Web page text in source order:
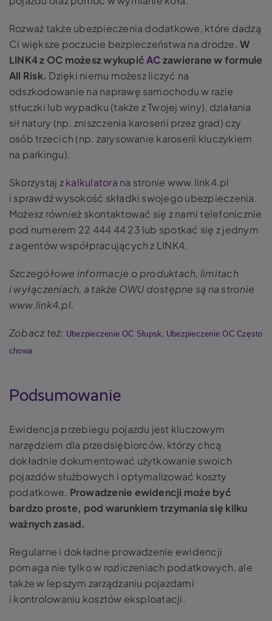
Rozważ także ubezpieczenia dodatkowe, które dadzą
Ci większe poczucie bezpieczeństwa na drodze.W
LINK4 z OC możesz wykupićACzawierane w formule
All Risk. Dzięki niemu możesz liczyć na
odszkodowanie na naprawę samochodu w razie
stłuczki lub wypadku (także z Twojej winy), działania
sił natury (np. zniszczenia karoserii przez grad) czy
osób trzecich (np. zarysowanie karoserii kluczykiem
na parkingu).
Skorzystaj zkalkulatora na stronie www.link4.pl
i sprawdź wysokość składki swojego ubezpieczenia.
Możesz również skontaktować się z nami telefonicznie
pod numerem 22 444 44 23 lub spotkać się z jednym
z agentów współpracujących z LINK4.
Szczegółowe informacje o produktach, limitach
i wyłączeniach, a także OWU dostępne są na stronie
www.link4.pl.
Zobacz też: Ubezpieczenie OC Słupsk, Ubezpieczenie OC Często
chowa
Podsumowanie
Ewidencja przebiegu pojazdu jest kluczowym
narzędziem dla przedsiębiorców, którzy chcą
dokładnie dokumentować użytkowanie swoich
pojazdów służbowych i optymalizować koszty
podatkowe. Prowadzenie ewidencji może być
bardzo proste, pod warunkiem trzymania się kilku
ważnych zasad.
Regularne i dokładne prowadzenie ewidencji
pomaga nie tylko w rozliczeniach podatkowych, ale
także w lepszym zarządzaniu pojazdami
i kontrolowaniu kosztów eksploatacji.